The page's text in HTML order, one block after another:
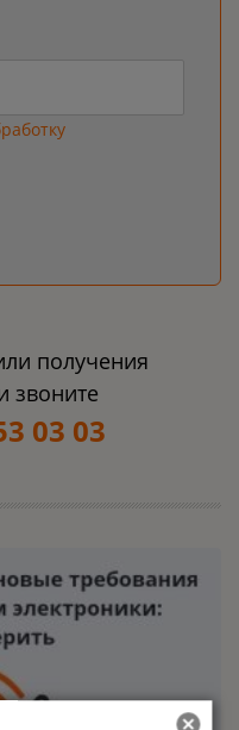
получения
звоните
03 03